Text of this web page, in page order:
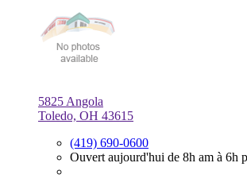
5825 Angola
Toledo, OH 43615
(419) 690-0600
Ouvert aujourd'hui de 8h am à 6h